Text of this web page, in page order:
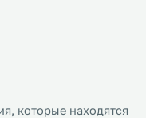
которые находятся